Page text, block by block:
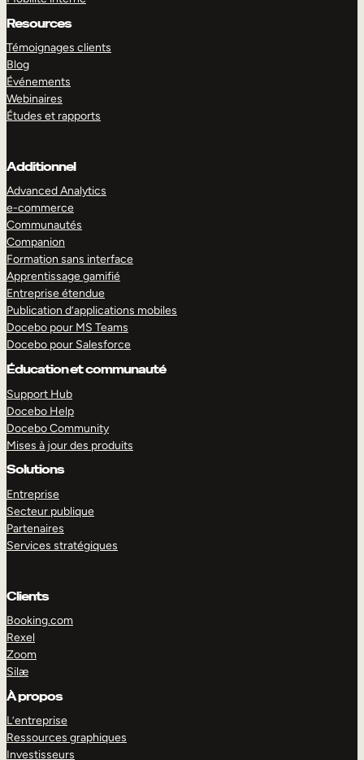
Resources
Témoignages clients
Blog
Événements
Webinaires
Études et rapports
Additionnel
Advanced Analytics
e-commerce
Communautés
Companion
Formation sans interface
Apprentissage gamifié
Entreprise étendue
Publication d’applications mobiles
Docebo pour MS Teams
Docebo pour Salesforce
Éducation et communauté
Support Hub
Docebo Help
Docebo Community
Mises à jour des produits
Solutions
Entreprise
Secteur publique
Partenaires
Services stratégiques
Clients
Booking.com
Rexel
Zoom
Silæ
À propos
L’entreprise
Ressources graphiques
Investisseurs